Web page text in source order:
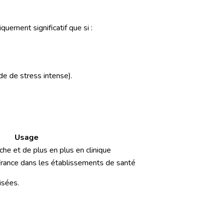
significatif que si :
de stress intense).
Usage
et de plus en plus en clinique
dans les établissements de santé